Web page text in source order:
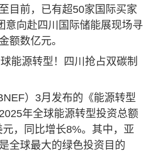
目前，已有超50家国际买家
意向赴四川国际储能展现场寻
额数亿元。
能源转型！四川抢占双碳制
）3月发布的《能源转型
年全球能源转型投资总额
，同比增长8%。其中，亚
全球最大的绿色投资目的